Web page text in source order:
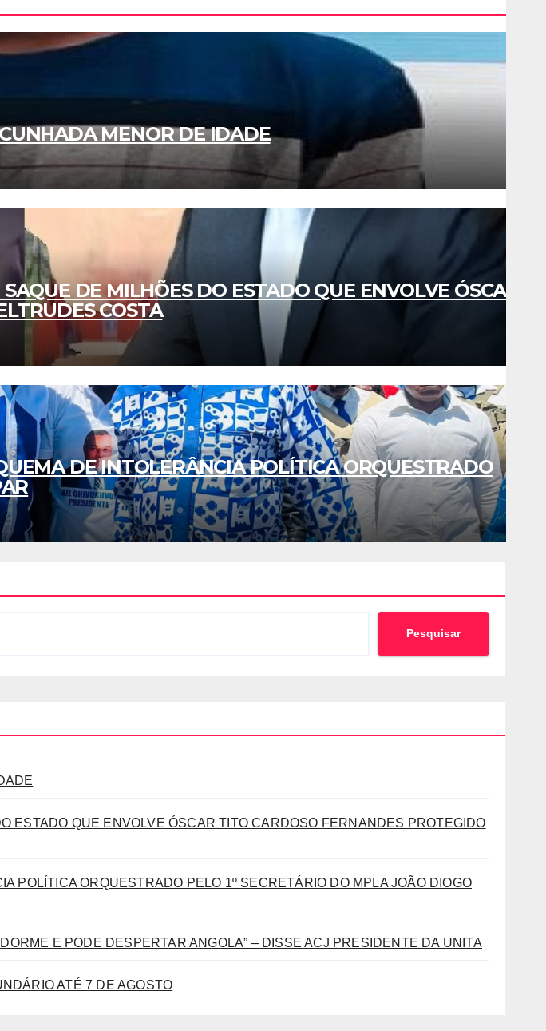
MENOR DE IDADE
DE MILHÕES DO ESTADO QUE ENVOLVE ÓSCAR
COSTA
DE INTOLERÂNCIA POLÍTICA ORQUESTRADO
Pesquisar
ESTADO QUE ENVOLVE ÓSCAR TITO CARDOSO FERNANDES PROTEGIDO
POLÍTICA ORQUESTRADO PELO 1º SECRETÁRIO DO MPLA JOÃO DIOGO
E PODE DESPERTAR ANGOLA” – DISSE ACJ PRESIDENTE DA UNITA
ATÉ 7 DE AGOSTO